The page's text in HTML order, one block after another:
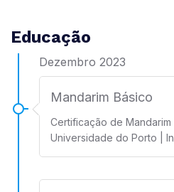
Educação
Dezembro 2023
Mandarim Básico
Certificação de Mandarim
Universidade do Porto |